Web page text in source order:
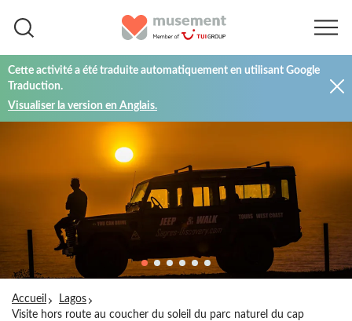
Cette activité a été traduite automatiquement en utilisant Google
Traduction.
Visualiser la version en Anglais.
Accueil
Lagos
Visite hors route au coucher du soleil du parc naturel du cap